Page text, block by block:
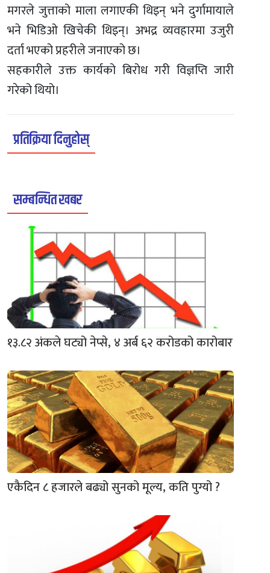
मगरले जुत्ताको माला लगाएकी थिइन् भने दुर्गामायाले
भने भिडिओ खिचेकी थिइन्। अभद्र व्यवहारमा उजुरी
दर्ता भएको प्रहरीले जनाएको छ।
सहकारीले उक्त कार्यको बिरोध गरी विज्ञप्ति जारी
गरेको थियो।
प्रतिक्रिया दिनुहोस्
सम्बन्धित खबर
१३.८२ अंकले घट्यो नेप्से, ४ अर्ब ६२ करोडको कारोबार
एकैदिन ८ हजारले बढ्यो सुनको मूल्य, कति पुग्यो ?